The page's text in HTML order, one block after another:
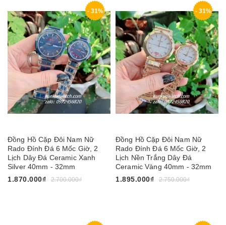
- 31%
Đồng Hồ Cặp Đôi Nam Nữ
Rado Đính Đá 6 Mốc Giờ, 2
Lịch Dây Đá Ceramic Xanh
Silver 40mm - 32mm
1.870.000₫
2.700.000₫
- 31%
Đồng Hồ Cặp Đôi Nam Nữ
Rado Đính Đá 6 Mốc Giờ, 2
Lịch Nền Trắng Dây Đá
Ceramic Vàng 40mm - 32mm
1.895.000₫
2.750.000₫